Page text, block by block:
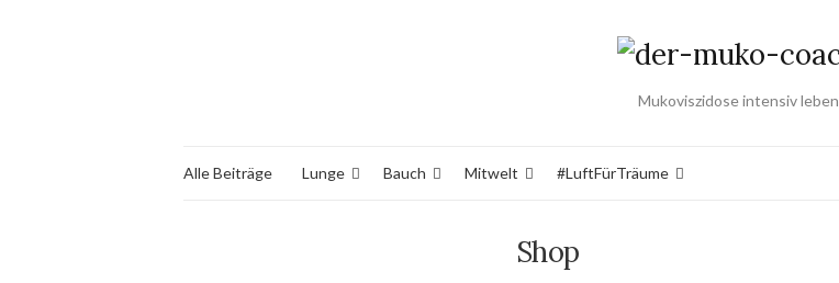
Mukoviszidose intensiv leben
Alle Beiträge Lunge Bauch Mitwelt #LuftFürTräume
Shop